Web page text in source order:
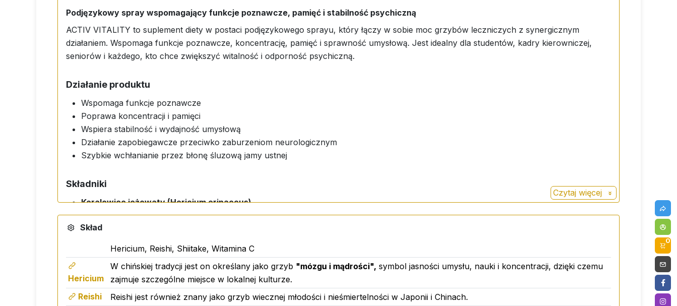
Podjęzykowy spray wspomagający funkcje poznawcze, pamięć i stabilność psychiczną
ACTIV VITALITY to suplement diety w postaci podjęzykowego sprayu, który łączy w sobie moc grzybów leczniczych z synergicznym
działaniem. Wspomaga funkcje poznawcze, koncentrację, pamięć i sprawność umysłową. Jest idealny dla studentów, kadry kierowniczej,
seniorów i każdego, kto chce zwiększyć witalność i odporność psychiczną.
Działanie produktu
Wspomaga funkcje poznawcze
Poprawa koncentracji i pamięci
Wspiera stabilność i wydajność umysłową
Działanie zapobiegawcze przeciwko zaburzeniom neurologicznym
Szybkie wchłanianie przez błonę śluzową jamy ustnej
Składniki
Koralowiec jeżowaty (Hericium erinaceus)
Reishi (Ganoderma lucidum)
Shiitake (Lentinula edodes)
Glicerol, etanol, woda oczyszczona, sorbinian potasu
Nie zawiera GMO, sacharozy ani laktozy. Odpowiedni dla wegan.
Dawkowanie
Czytaj więcej
Skład
Hericium, Reishi, Shiitake, Witamina C
Hericium
W chińskiej tradycji jest on określany jako grzyb "mózgu i mądrości", symbol jasności umysłu, nauki i koncentracji, dzięki czemu
zajmuje szczególne miejsce w lokalnej kulturze.
Reishi
Reishi jest również znany jako grzyb wiecznej młodości i nieśmiertelności w Japonii i Chinach.
0